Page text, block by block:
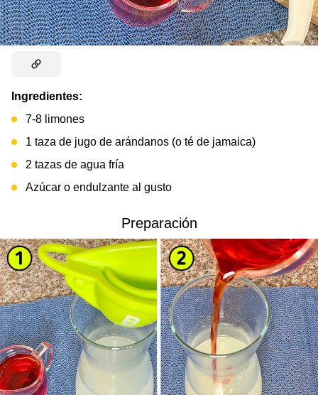
Ingredientes:
7-8 limones
1 taza de jugo de arándanos (o té de jamaica)
2 tazas de agua fría
Azúcar o endulzante al gusto
Preparación